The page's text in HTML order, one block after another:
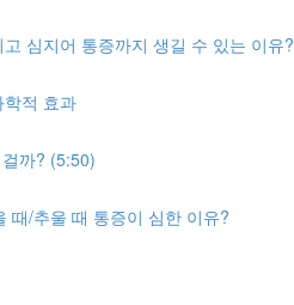
심지어 통증까지 생길 수 있는 이유?
적 효과
까? (5:50)
때/추울 때 통증이 심한 이유?